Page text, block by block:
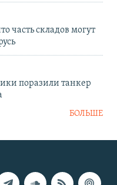
часть складов могут
поразили танкер
БОЛЬШЕ